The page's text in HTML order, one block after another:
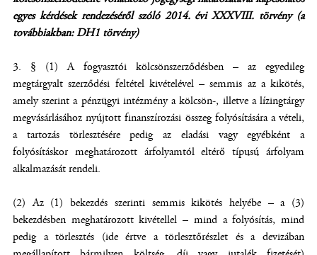
egyes kérdések rendezéséről szóló 2014. évi XXXVIII. törvény (a
továbbiakban: DH1 törvény)
3. § (1) A fogyasztói kölcsönszerződésben – az egyedileg
megtárgyalt szerződési feltétel kivételével – semmis az a kikötés,
amely szerint a pénzügyi intézmény a kölcsön-, illetve a lízingtárgy
megvásárlásához nyújtott finanszírozási összeg folyósítására a vételi,
a tartozás törlesztésére pedig az eladási vagy egyébként a
folyósításkor meghatározott árfolyamtól eltérő típusú árfolyam
alkalmazását rendeli.
(2) Az (1) bekezdés szerinti semmis kikötés helyébe – a (3)
bekezdésben meghatározott kivétellel – mind a folyósítás, mind
pedig a törlesztés (ide értve a törlesztőrészlet és a devizában